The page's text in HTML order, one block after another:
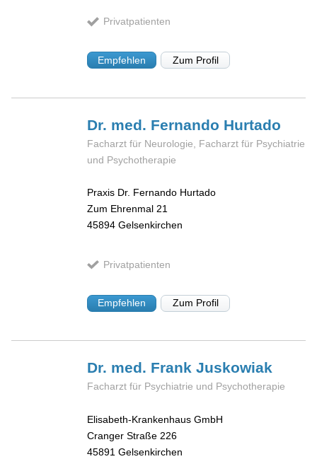
Privatpatienten
Empfehlen Zum Profil
Dr. med. Fernando Hurtado
Facharzt für Neurologie, Facharzt für Psychiatrie
und Psychotherapie
Praxis Dr. Fernando Hurtado
Zum Ehrenmal 21
45894 Gelsenkirchen
Privatpatienten
Empfehlen Zum Profil
Dr. med. FrankJuskowiak
Facharzt für Psychiatrie und Psychotherapie
Elisabeth-Krankenhaus GmbH
Cranger Straße 226
45891 Gelsenkirchen